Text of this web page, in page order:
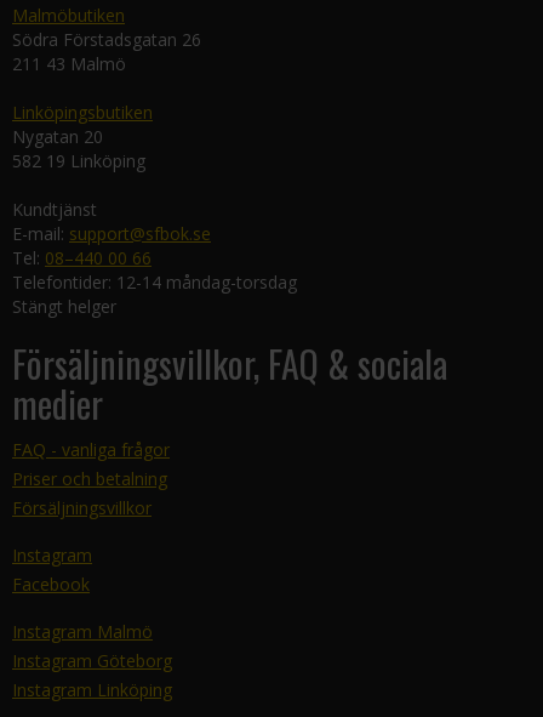
Malmöbutiken
Södra Förstadsgatan 26
211 43 Malmö
Linköpingsbutiken
Nygatan 20
582 19 Linköping
Kundtjänst
E-mail: support@sfbok.se
Tel: 08–440 00 66
Telefontider: 12-14 måndag-torsdag
Stängt helger
Försäljningsvillkor, FAQ & sociala
medier
FAQ - vanliga frågor
Priser och betalning
Försäljningsvillkor
Instagram
Facebook
Instagram Malmö
Instagram Göteborg
Instagram Linköping